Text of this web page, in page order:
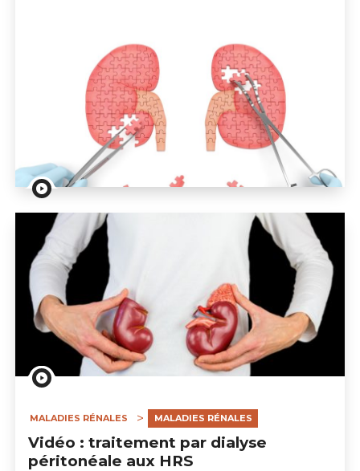
L'ENTOURAGE QUIZ
MALADIES RÉNALES : OUTILS
Vidéo : le parcours de Valérie: actrice de sa santé par
MALADIES RÉNALES MALADIES RÉNALES
Vidéo : traitement par dialyse
péritonéale aux HRS